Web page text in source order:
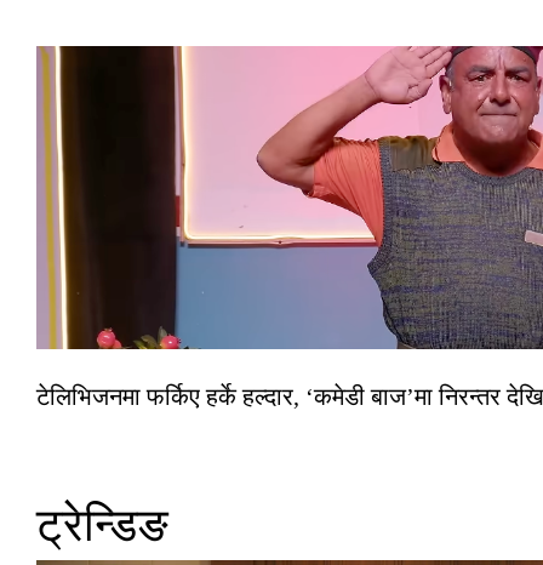
टेलिभिजनमा फर्किए हर्के हल्दार, ‘कमेडी बाज’मा निरन्तर
ट्रेन्डिङ